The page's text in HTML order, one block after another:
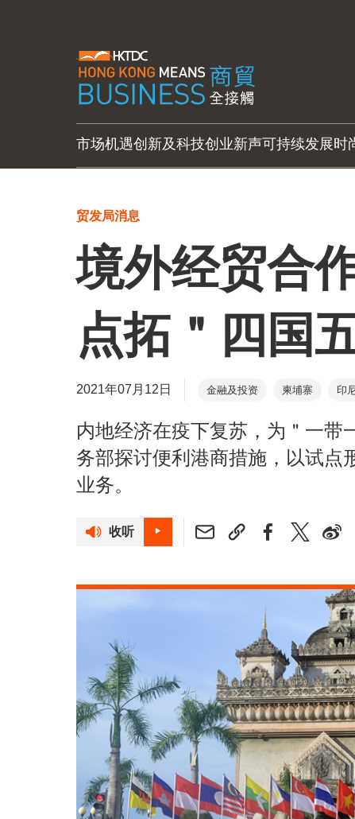
市场机遇创新及科技创业新声可持续发展时
贸发局消息
境外经贸合
点拓＂四国
2021年07月12日 金融及投资 柬埔寨 印
内地经济在疫下复苏，为＂一带
务部探讨便利港商措施，以试点
业务。
收听